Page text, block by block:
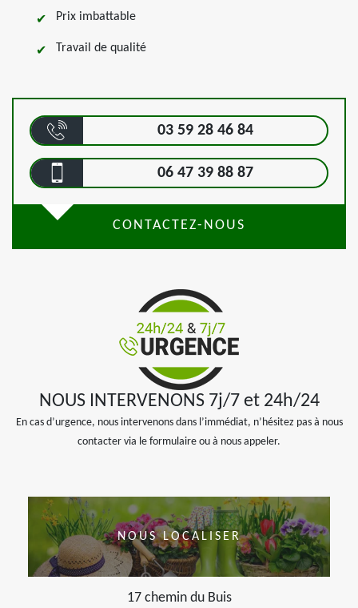
Prix imbattable
Travail de qualité
03 59 28 46 84
06 47 39 88 87
CONTACTEZ-NOUS
NOUS INTERVENONS 7j/7 et 24h/24
En cas d’urgence, nous intervenons dans l’immédiat, n’hésitez pas à nous
contacter via le formulaire ou à nous appeler.
NOUS LOCALISER
17 chemin du Buis